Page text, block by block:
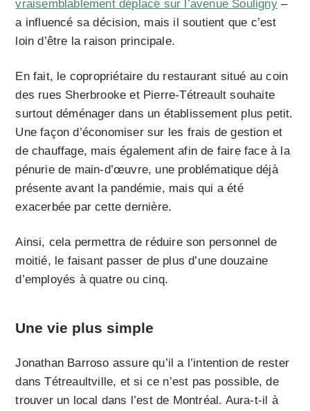
vraisemblablement déplacé sur l’avenue Souligny–
a influencé sa décision, mais il soutient que c’est
loin d’être la raison principale.
En fait, le copropriétaire du restaurant situé au coin
des rues Sherbrooke et Pierre-Tétreault souhaite
surtout déménager dans un établissement plus petit.
Une façon d’économiser sur les frais de gestion et
de chauffage, mais également afin de faire face à la
pénurie de main-d’œuvre, une problématique déjà
présente avant la pandémie, mais qui a été
exacerbée par cette dernière.
Ainsi, cela permettra de réduire son personnel de
moitié, le faisant passer de plus d’une douzaine
d’employés à quatre ou cinq.
Une vie plus simple
Jonathan Barroso assure qu’il a l’intention de rester
dans Tétreaultville, et si ce n’est pas possible, de
trouver un local dans l’est de Montréal. Aura-t-il à